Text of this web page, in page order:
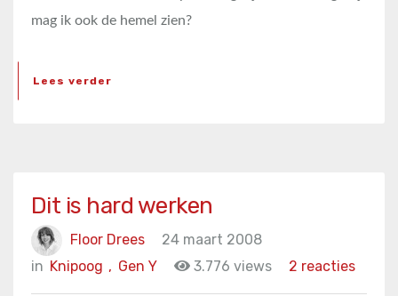
mag ik ook de hemel zien?
Lees verder
Dit is hard werken
Floor Drees
24 maart 2008
in
Gen Y
Knipoog , 3.776 views 2 reacties